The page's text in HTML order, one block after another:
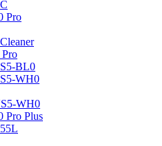
Pro
BL0
WH0
WH0
Pro Plus